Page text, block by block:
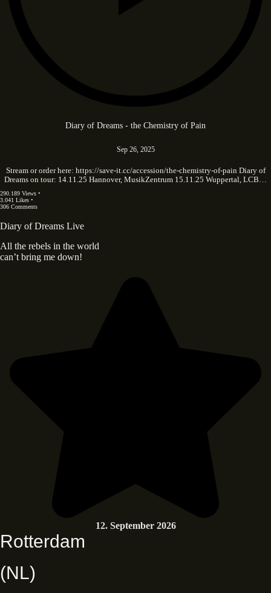
Diary of Dreams - the Chemistry of Pain
Sep 26, 2025
Stream or order here: https://save-it.cc/accession/the-chemistry-of-pain Diary of
Dreams on tour: 14.11.25 Hannover, MusikZentrum 15.11.25 Wuppertal, LCB…
290.189 Views •
3.041 Likes •
306 Comments
Diary of Dreams Live
All the rebels in the world
can’t bring me down!
12. September 2026
Rotterdam
(NL)